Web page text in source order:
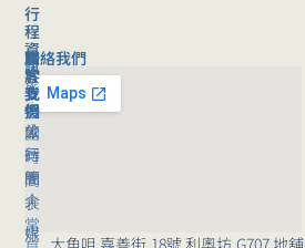
聯絡我們
行
程
資
訊
旅
行
團
時
間
表
旅
旅
客
支
援
旅
行
團
｜
常
關
於
我
們
公
司
簡
介
媒